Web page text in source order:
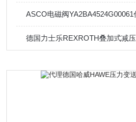
ASCO电磁阀